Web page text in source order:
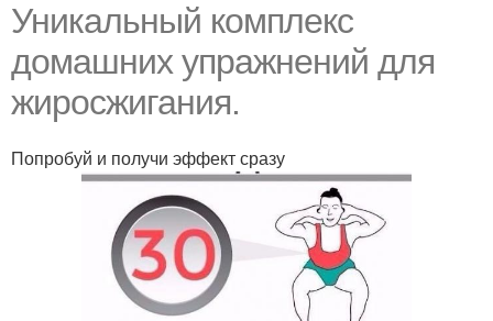
Уникальный комплекс
домашних упражнений для
жиросжигания.
Попробуй и получи эффект сразу